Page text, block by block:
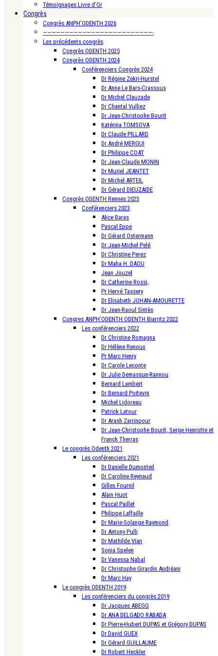
Témoignages Livre d’Or
Congrès
Congrès ANPH’ODENTH 2026
—————————————————————————-
Les précédents congrès
Congrès ODENTH 2025
Congrès ODENTH 2024
Conférenciers Congrès 2024
Dr Régine Zekri-Hurstel
Dr Anne Le Bars-Crassous
Dr Michel Clauzade
Dr Chantal Vulliez
Dr Jean-Christophe Bourit
Katérina TOMSOVA
Dr Claude PILLARD
Dr André MERGUI
Dr Philippe COAT
Dr Jean-Claude MONIN
Dr Muriel JEANTET
Dr Michel ARTEIL
Dr Gérard DIEUZAIDE
Congrès ODENTH Rennes 2023
Conférenciers 2023
Alice Baras
Pascal Eppe
Dr Gérard Ostermann
Dr Jean-Michel Pelé
Dr Christine Perez
Dr Maha H. DAOU
Jean Jouzel
Dr Catherine Rossi,
Pr Hervé Tassery
Dr Elisabeth JOHAN-AMOURETTE
Dr Jean-Raoul Sintès
Congres ANPH’ODENTH ODENTH Biarritz 2022
Les conférenciers 2022
Dr Christine Romagna
Dr Hélène Renoux
Pr Marc Henry
Dr Carole Leconte
Dr Julie Demassue-Rannou
Bernard Lambert
Dr Bernard Poitevin
Michel Lidoreau
Patrick Latour
Dr Arash Zarrinpour
Dr Jean-Christophe Bourit, Serge Henrotte et
Franck Therras
Le congrès Odenth 2021
Les conférenciers 2021
Dr Danielle Dumonteil
Dr Caroline Reynaud
Gilles Fournil
Alain Huot
Pascal Paillet
Philippe Laffaille
Dr Marie-Solange Raymond
Dr Antony Pulli
Dr Mathilde Vian
Sonia Spelen
Dr Vanessa Nabal
Dr Christophe Girardin Andréani
Dr Marc Hay
Le congrès ODENTH 2019
Les conférenciers du congrès 2019
Dr Jacques ABEGG
Dr ANA DELGADO RABADA
Dr Pierre-Hubert DUPAS et Grégory DUPAS
Dr David GUEX
Dr Gérard GUILLAUME
Dr Robert Heckler